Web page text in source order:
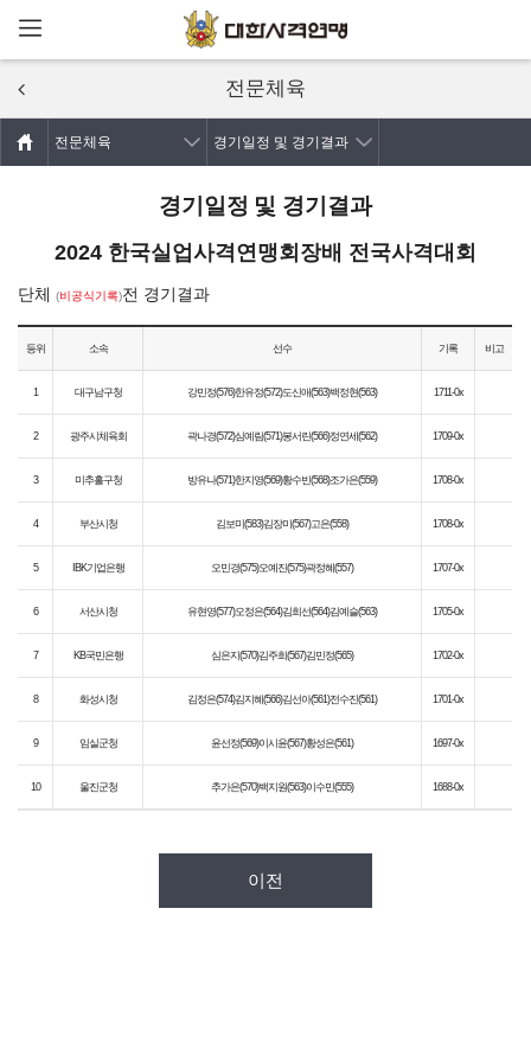
주요콘텐츠로
전문체육
전문체육 경기일정 및 경기결과
경기일정 및 경기결과
2024 한국실업사격연맹회장배 전국사격대회
단체 (비공식기록)전 경기결과
등위 소속 선수 기록 비고
1 대구남구청 강민정(576)한유정(572)도신애(563)백정현(563) 1711-0x
2 광주시체육회 곽나경(572)심예림(571)봉서린(566)정연세(562) 1709-0x
3 미추홀구청 방유나(571)한지영(569)황수빈(568)조가은(559) 1708-0x
4 부산시청 김보미(583)김장미(567)고은(558) 1708-0x
5 IBK기업은행 오민경(575)오예진(575)곽정혜(557) 1707-0x
6 서산시청 유현영(577)오정은(564)김희선(564)김예슬(563) 1705-0x
7 KB국민은행 심은지(570)김주희(567)김민정(565) 1702-0x
8 화성시청 김정은(574)김지혜(566)김선아(561)전수진(561) 1701-0x
9 임실군청 윤선정(569)이시윤(567)황성은(561) 1697-0x
10 울진군청 추가은(570)백지원(563)이수민(555) 1688-0x
이전